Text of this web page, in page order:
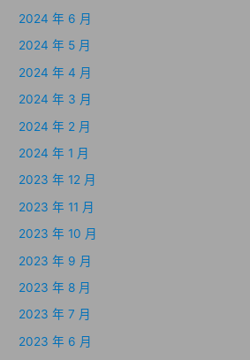
2024 年 6 月
2024 年 5 月
2024 年 4 月
2024 年 3 月
2024 年 2 月
2024 年 1 月
2023 年 12 月
2023 年 11 月
2023 年 10 月
2023 年 9 月
2023 年 8 月
2023 年 7 月
2023 年 6 月